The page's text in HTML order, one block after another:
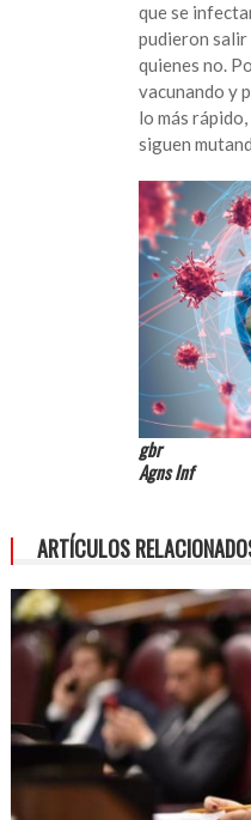
que se
pudieron
quienes no.
vacunando y
lo más
siguen
gbr
Agns Inf
ARTÍCULOS